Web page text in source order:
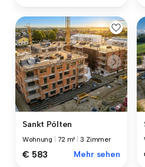
Sankt Pölten
Wohnung 72 m² |3 Zimmer
€ 583 Mehr sehen